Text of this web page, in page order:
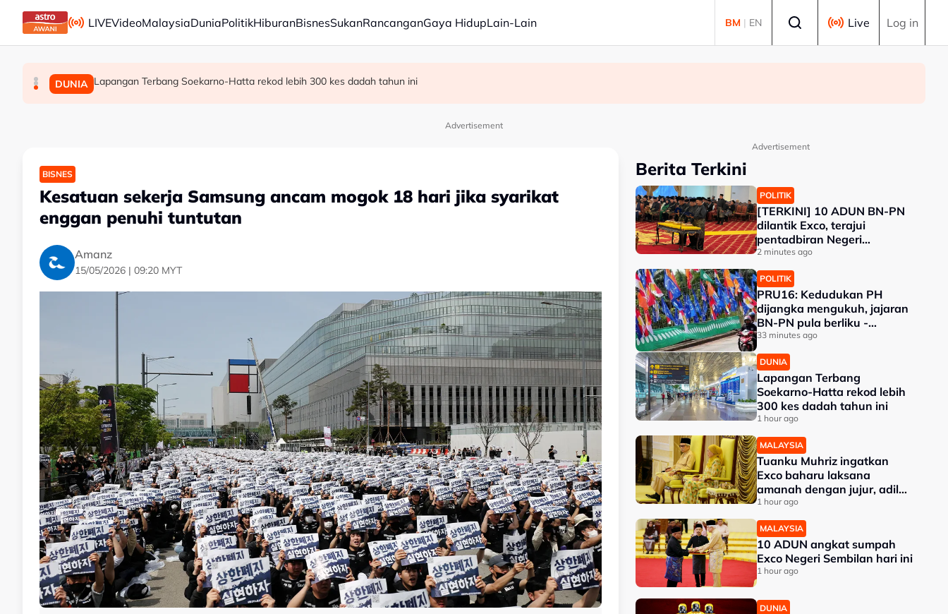
Skip to main content
LIVEVideoMalaysiaDuniaPolitikHiburanBisnesSukanRancanganGaya HidupLain-Lain BM | EN Live Log in
POLITIK [TERKINI] 10 ADUN BN-PN dilantik Exco, terajui pentadbiran Negeri Sembilan
POLITIK PRU16: Kedudukan PH dijangka mengukuh, jajaran BN-PN pula berliku - Penganalisis
DUNIA Lapangan Terbang Soekarno-Hatta rekod lebih 300 kes dadah tahun ini
Advertisement
BISNES
Kesatuan sekerja Samsung ancam mogok 18 hari jika syarikat
enggan penuhi tuntutan
Amanz
15/05/2026 | 09:20 MYT
Advertisement
Berita Terkini
POLITIK
[TERKINI] 10 ADUN BN-PN
dilantik Exco, terajui
pentadbiran Negeri
Sembilan
2 minutes ago
POLITIK
PRU16: Kedudukan PH
dijangka mengukuh, jajaran
BN-PN pula berliku -
Penganalisis
33 minutes ago
DUNIA
Lapangan Terbang
Soekarno-Hatta rekod lebih
300 kes dadah tahun ini
1 hour ago
MALAYSIA
Tuanku Muhriz ingatkan
Exco baharu laksana
amanah dengan jujur, adil
dan profesional
1 hour ago
MALAYSIA
10 ADUN angkat sumpah
Exco Negeri Sembilan hari ini
1 hour ago
DUNIA